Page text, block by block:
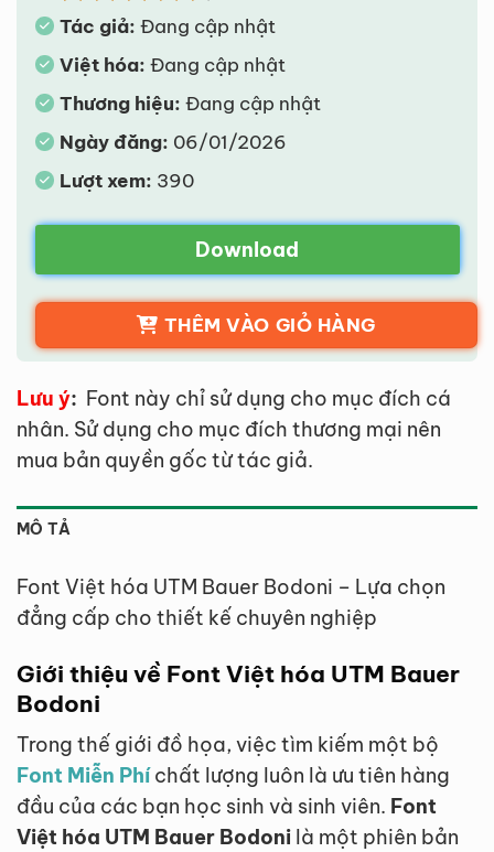
Tác giả: Đang cập nhật
Việt hóa: Đang cập nhật
Thương hiệu: Đang cập nhật
Ngày đăng: 06/01/2026
Lượt xem: 390
Download
THÊM VÀO GIỎ HÀNG
Lưu ý: Font này chỉ sử dụng cho mục đích cá
nhân. Sử dụng cho mục đích thương mại nên
mua bản quyền gốc từ tác giả.
MÔ TẢ
Font Việt hóa UTM Bauer Bodoni – Lựa chọn
đẳng cấp cho thiết kế chuyên nghiệp
Giới thiệu về Font Việt hóa UTM Bauer
Bodoni
Trong thế giới đồ họa, việc tìm kiếm một bộ
Font Miễn Phíchất lượng luôn là ưu tiên hàng
đầu của các bạn học sinh và sinh viên. Font
Việt hóa UTM Bauer Bodoni là một phiên bản